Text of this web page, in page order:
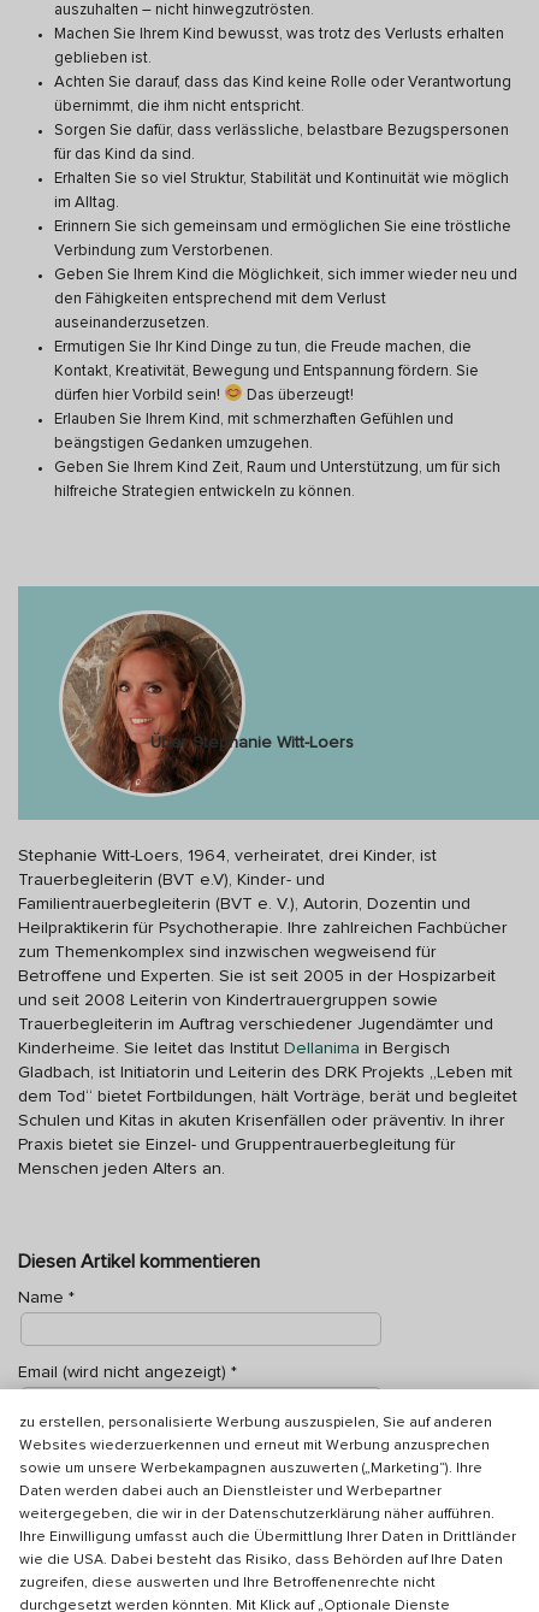
auszuhalten – nicht hinwegzutrösten.
Machen Sie Ihrem Kind bewusst, was trotz des Verlusts erhalten
geblieben ist.
Achten Sie darauf, dass das Kind keine Rolle oder Verantwortung
übernimmt, die ihm nicht entspricht.
Sorgen Sie dafür, dass verlässliche, belastbare Bezugspersonen
für das Kind da sind.
Erhalten Sie so viel Struktur, Stabilität und Kontinuität wie möglich
im Alltag.
Erinnern Sie sich gemeinsam und ermöglichen Sie eine tröstliche
Verbindung zum Verstorbenen.
Geben Sie Ihrem Kind die Möglichkeit, sich immer wieder neu und
den Fähigkeiten entsprechend mit dem Verlust
auseinanderzusetzen.
Ermutigen Sie Ihr Kind Dinge zu tun, die Freude machen, die
Kontakt, Kreativität, Bewegung und Entspannung fördern. Sie
dürfen hier Vorbild sein!
Das überzeugt!
Erlauben Sie Ihrem Kind, mit schmerzhaften Gefühlen und
beängstigen Gedanken umzugehen.
Geben Sie Ihrem Kind Zeit, Raum und Unterstützung, um für sich
hilfreiche Strategien entwickeln zu können.
Über Stephanie Witt-Loers
Stephanie Witt-Loers, 1964, verheiratet, drei Kinder, ist
Trauerbegleiterin (BVT e.V), Kinder- und
Familientrauerbegleiterin (BVT e. V.), Autorin, Dozentin und
Heilpraktikerin für Psychotherapie. Ihre zahlreichen Fachbücher
zum Themenkomplex sind inzwischen wegweisend für
Betroffene und Experten. Sie ist seit 2005 in der Hospizarbeit
und seit 2008 Leiterin von Kindertrauergruppen sowie
Trauerbegleiterin im Auftrag verschiedener Jugendämter und
Kinderheime. Sie leitet das Institut Dellanima in Bergisch
Gladbach, ist Initiatorin und Leiterin des DRK Projekts „Leben mit
dem Tod“ bietet Fortbildungen, hält Vorträge, berät und begleitet
Schulen und Kitas in akuten Krisenfällen oder präventiv. In ihrer
Praxis bietet sie Einzel- und Gruppentrauerbegleitung für
Menschen jeden Alters an.
Diesen Artikel kommentieren
Name *
Email (wird nicht angezeigt) *
Kommentar*
verarbeiten, nur mit Ihrer Einwilligung. Dies erfolgt, um zusätzliche und
(„Statistiken/Analyse“). Darüber hinaus nutzen wir die Dienste, um
zu erstellen, personalisierte Werbung auszuspielen, Sie auf anderen
Websites wiederzuerkennen und erneut mit Werbung anzusprechen
sowie um unsere Werbekampagnen auszuwerten („Marketing“). Ihre
Daten werden dabei auch an Dienstleister und Werbepartner
weitergegeben, die wir in der Datenschutzerklärung näher aufführen.
Ihre Einwilligung umfasst auch die Übermittlung Ihrer Daten in Drittländer
wie die USA. Dabei besteht das Risiko, dass Behörden auf Ihre Daten
zugreifen, diese auswerten und Ihre Betroffenenrechte nicht
durchgesetzt werden könnten. Mit Klick auf „Optionale Dienste